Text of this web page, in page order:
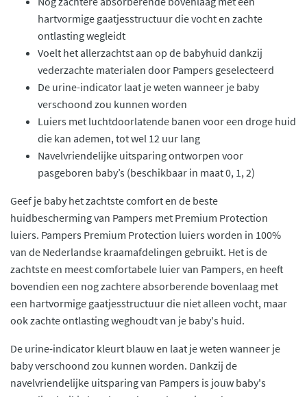
hartvormige gaatjesstructuur die vocht en zachte
ontlasting wegleidt
Voelt het allerzachtst aan op de babyhuid dankzij
vederzachte materialen door Pampers geselecteerd
De urine-indicator laat je weten wanneer je baby
verschoond zou kunnen worden
Luiers met luchtdoorlatende banen voor een droge huid
die kan ademen, tot wel 12 uur lang
Navelvriendelijke uitsparing ontworpen voor
pasgeboren baby’s (beschikbaar in maat 0, 1, 2)
Geef je baby het zachtste comfort en de beste
huidbescherming van Pampers met Premium Protection
luiers. Pampers Premium Protection luiers worden in 100%
van de Nederlandse kraamafdelingen gebruikt. Het is de
zachtste en meest comfortabele luier van Pampers, en heeft
bovendien een nog zachtere absorberende bovenlaag met
een hartvormige gaatjesstructuur die niet alleen vocht, maar
ook zachte ontlasting weghoudt van je baby's huid.
De urine-indicator kleurt blauw en laat je weten wanneer je
baby verschoond zou kunnen worden. Dankzij de
navelvriendelijke uitsparing van Pampers is jouw baby's